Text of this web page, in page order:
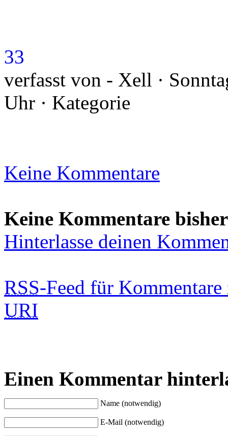
33
verfasst von - Xell ·
Uhr · Kategorie
Keine Kommentare
Keine Kommentare bisher
Hinterlasse deinen
RSS-Feed für
URI
Einen Kommentar
Name (notwendig)
E-Mail (notwendig)